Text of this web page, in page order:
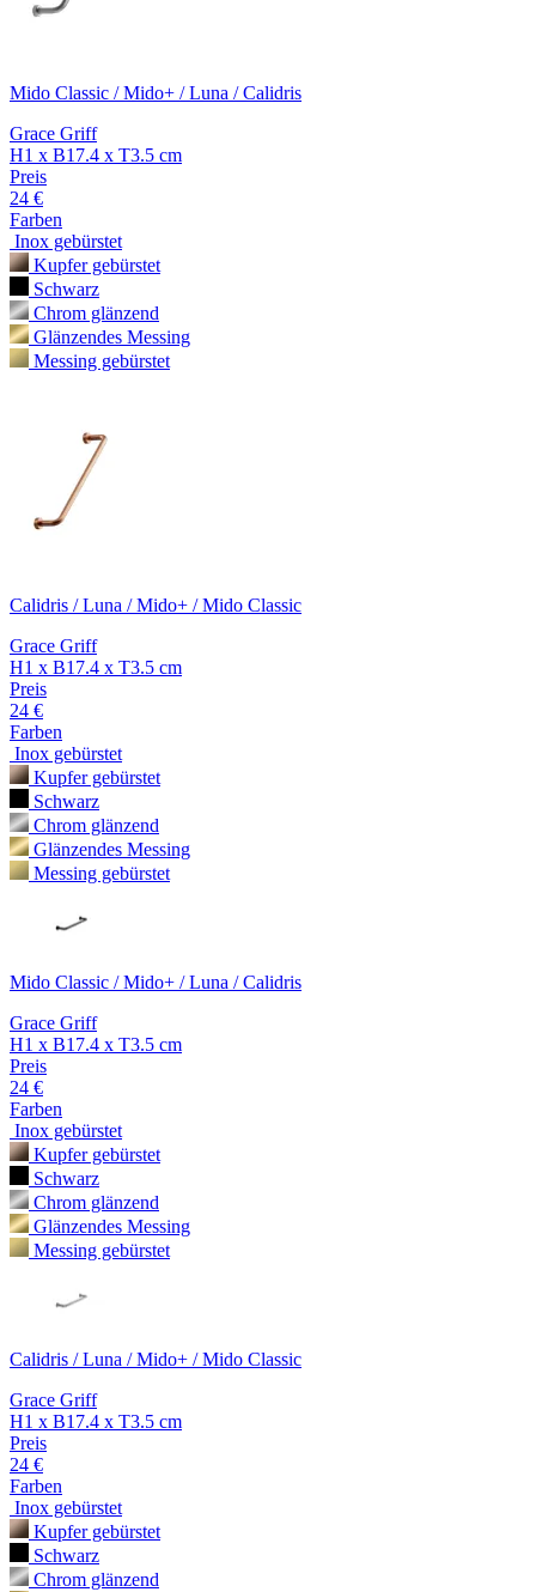
Mido Classic / Mido+ / Luna / Calidris
Grace Griff
H1 x B17.4 x T3.5 cm
Preis
24 €
Farben
Inox gebürstet
Kupfer gebürstet
Schwarz
Chrom glänzend
Glänzendes Messing
Messing gebürstet
Calidris / Luna / Mido+ / Mido Classic
Grace Griff
H1 x B17.4 x T3.5 cm
Preis
24 €
Farben
Inox gebürstet
Kupfer gebürstet
Schwarz
Chrom glänzend
Glänzendes Messing
Messing gebürstet
Mido Classic / Mido+ / Luna / Calidris
Grace Griff
H1 x B17.4 x T3.5 cm
Preis
24 €
Farben
Inox gebürstet
Kupfer gebürstet
Schwarz
Chrom glänzend
Glänzendes Messing
Messing gebürstet
Calidris / Luna / Mido+ / Mido Classic
Grace Griff
H1 x B17.4 x T3.5 cm
Preis
24 €
Farben
Inox gebürstet
Kupfer gebürstet
Schwarz
Chrom glänzend